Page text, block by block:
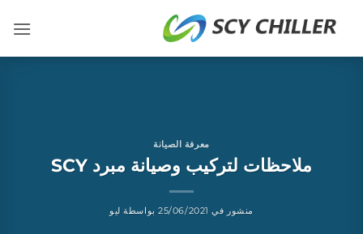
للمحتوى
معرفة الصيانة
ملاحظات لتركيب وصيانة مبرد SCY
منشور في 25/06/2021 بواسطة ليو